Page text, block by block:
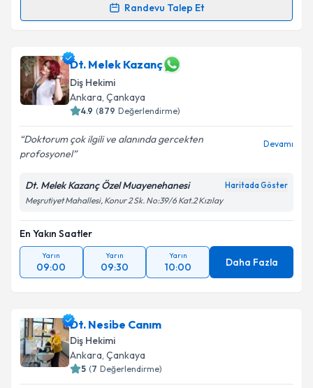
Randevu Talep Et
takvim hazırlandığında e-posta ile bilgilendireceğiz.
E-posta Adresiniz
Kişisel verilerimin işlenmesine ilişkin
kapsamda işlenmesini kabul ediyorum.
Dt. Melek Kazanç
Diş Hekimi
Ankara, Çankaya
4.9 (879 Değerlendirme)
Doktorum çok ilgili ve alanında gercekten
profosyonel
Devamı
Dt. Melek Kazanç Özel Muayenehanesi Haritada Göster
Meşrutiyet Mahallesi, Konur 2 Sk. No:39/6 Kat.2 Kızılay
En Yakın Saatler
Yarın
09:00
Yarın
09:30
Yarın
10:00 Daha Fazla
Dt. Nesibe Canım
Diş Hekimi
Ankara, Çankaya
5 (7 Değerlendirme)